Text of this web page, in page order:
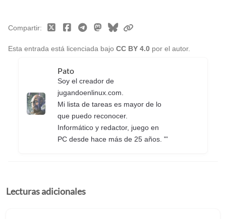
Esta entrada está licenciada bajo CC BY 4.0 por el autor.
Compartir
Pato
Soy el creador de
jugandoenlinux.com.
Mi lista de tareas es mayor de lo
que puedo reconocer.
Informático y redactor, juego en
PC desde hace más de 25 años. "'
Lecturas adicionales